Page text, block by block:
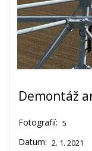
Demontáž
Fotografií: 5
Datum: 2. 1. 2021